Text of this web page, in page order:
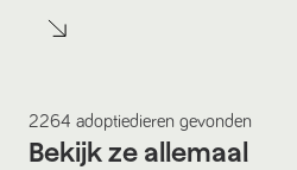
2264 adoptiedieren gevonden
Bekijk ze allemaal